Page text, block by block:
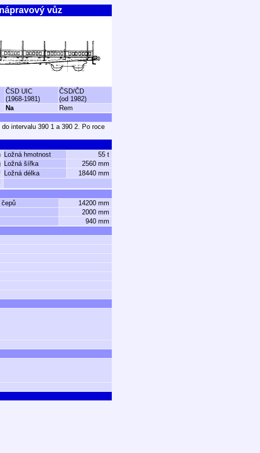
vůz
ČSD UIC
(1968-1981)
ČSD/ČD
(od 1982)
Na Rem
intervalu 390 1 a 390 2. Po roce
Ložná hmotnost
55 t
Ložná šířka
2560 mm
Ložná délka
18440 mm
14200 mm
2000 mm
940 mm